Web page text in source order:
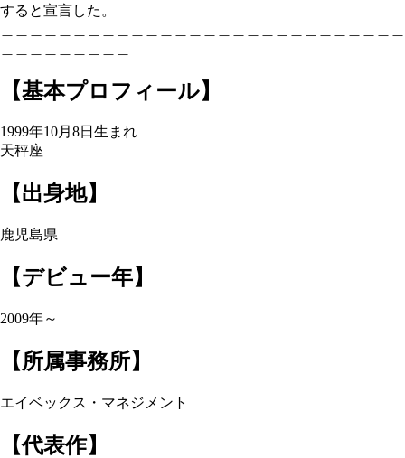
すると宣言した。
【基本プロフィール】
1999年10月8日生まれ
天秤座
【出身地】
鹿児島県
【デビュー年】
2009年～
【所属事務所】
エイベックス・マネジメント
【代表作】